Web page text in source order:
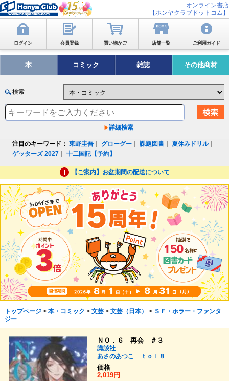
オンライン書店
【ホンヤクラブドットコム】
ログイン 会員登録 買い物かご 店舗一覧 ご利用ガイド
本 コミック 雑誌 その他商材
検索
詳細検索
注目のキーワード： 東野圭吾 グローグー ｜課題図書 ｜夏休みドリル｜
ゲッターズ 2027 ｜十二国記【予約】
【ご案内】お盆期間の配送について
トップページ> 本・コミック > 文芸> 文芸（日本） > ＳＦ・ホラー・ファンタ
ジー
ＮＯ．６ 再会 ＃３
講談社
あさのあつこ
ｔｏｉ８
価格
2,019円